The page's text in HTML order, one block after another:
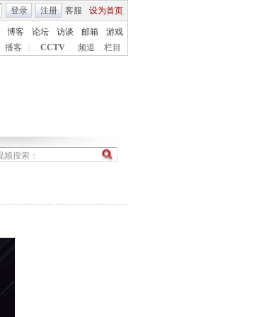
客服 设为首页
登录 注册
博客 论坛 访谈 邮箱
游戏
播客 CCTV 频道 栏目